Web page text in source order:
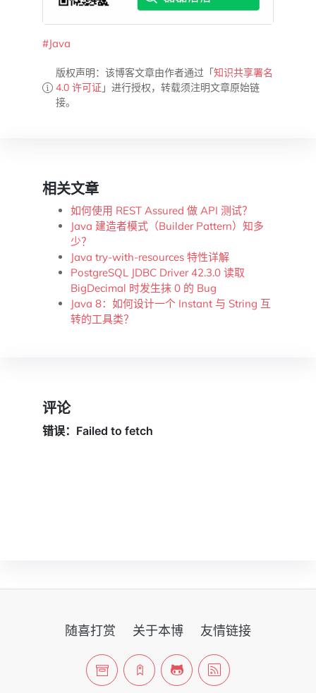
#Java
版权声明：该博客文章由作者通过「知识共享署名
4.0 许可证 」进行授权，转载须注明文章原始链
接。
相关文章
如何使用 REST Assured 做 API 测试？
Java 建造者模式（Builder Pattern）知多
少？
Java try-with-resources 特性详解
PostgreSQL JDBC Driver 42.3.0 读取
BigDecimal 时发生抹 0 的 Bug
Java 8：如何设计一个 Instant 与 String 互
转的工具类？
评论
随喜打赏 关于本博 友情链接